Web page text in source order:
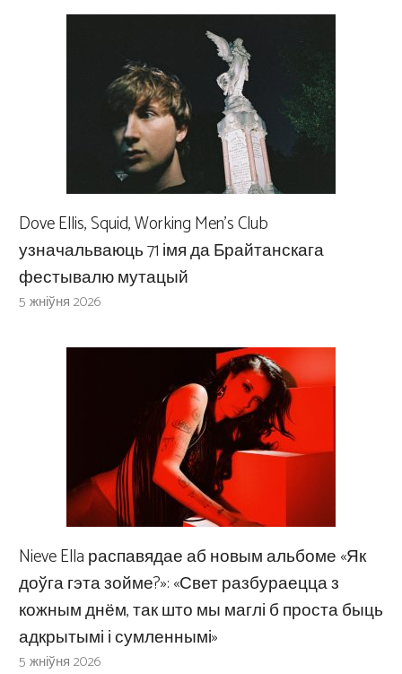
Dove Ellis, Squid, Working Men’s Club
узначальваюць 71 імя да Брайтанскага
фестывалю мутацый
5 жніўня 2026
Nieve Ella распавядае аб новым альбоме «Як
доўга гэта зойме?»: «Свет разбураецца з
кожным днём, так што мы маглі б проста быць
адкрытымі і сумленнымі»
5 жніўня 2026